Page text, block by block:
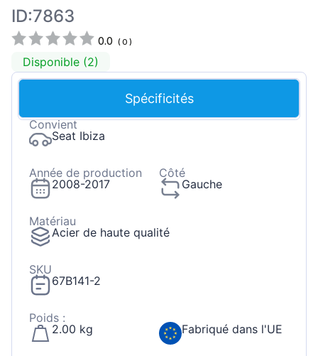
ID:7863
0.0 (0 )
Disponible (2)
Spécificités
Convient
Seat Ibiza
Année de production
2008-2017
Côté
Gauche
Matériau
Acier de haute qualité
SKU
67B141-2
Poids :
2.00 kg
Fabriqué dans l'UE